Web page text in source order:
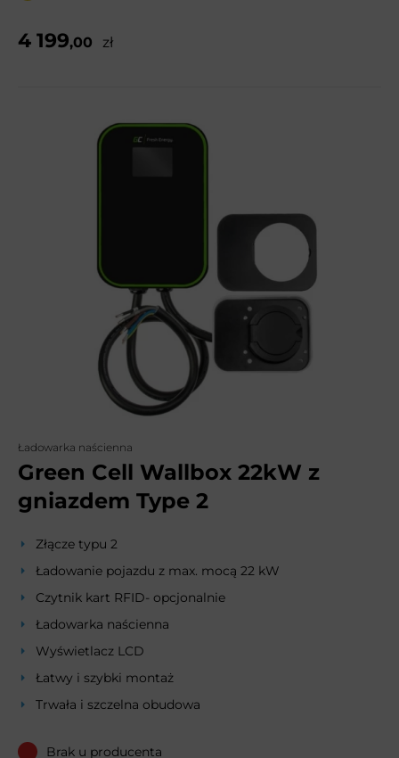
4 199,00 zł
Ładowarka naścienna
Green Cell Wallbox 22kW z
gniazdem Type 2
Złącze typu 2
Ładowanie pojazdu z max. mocą 22 kW
Czytnik kart RFID- opcjonalnie
Ładowarka naścienna
Wyświetlacz LCD
Łatwy i szybki montaż
Trwała i szczelna obudowa
Brak u producenta